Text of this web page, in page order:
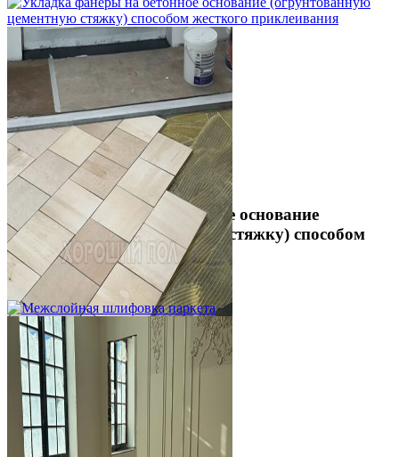
Укладка фанеры на бетонное основание
(огрунтованную цементную стяжку) способом
жесткого приклеивания
750 ₽